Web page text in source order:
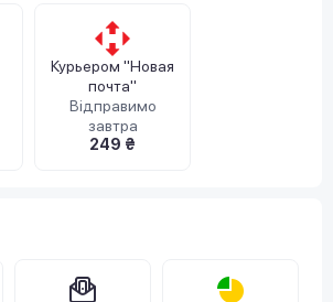
Курьером "Новая
почта"
Відправимо
завтра
249 ₴